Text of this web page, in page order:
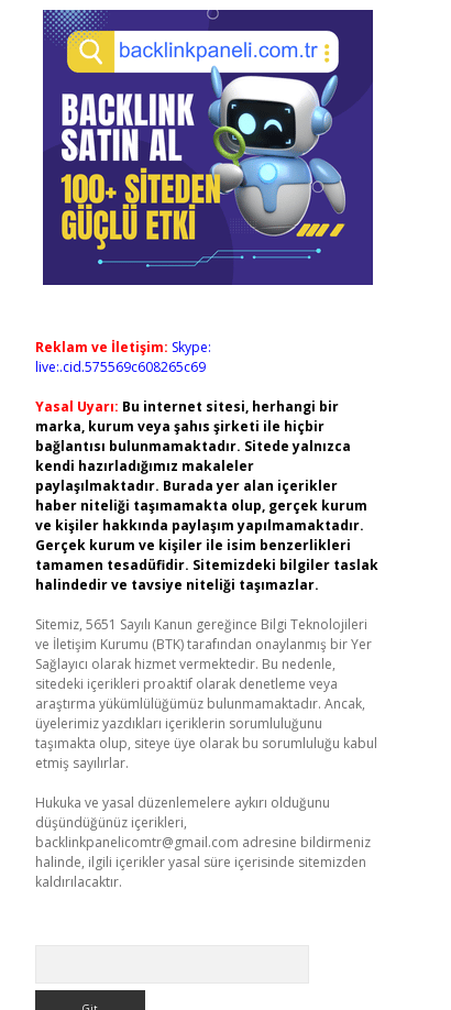
Reklam ve İletişim: Skype:
live:.cid.575569c608265c69
Yasal Uyarı: Bu internet sitesi, herhangi bir
marka, kurum veya şahıs şirketi ile hiçbir
bağlantısı bulunmamaktadır. Sitede yalnızca
kendi hazırladığımız makaleler
paylaşılmaktadır. Burada yer alan içerikler
haber niteliği taşımamakta olup, gerçek kurum
ve kişiler hakkında paylaşım yapılmamaktadır.
Gerçek kurum ve kişiler ile isim benzerlikleri
tamamen tesadüfidir. Sitemizdeki bilgiler taslak
halindedir ve tavsiye niteliği taşımazlar.
Sitemiz, 5651 Sayılı Kanun gereğince Bilgi Teknolojileri
ve İletişim Kurumu (BTK) tarafından onaylanmış bir Yer
Sağlayıcı olarak hizmet vermektedir. Bu nedenle,
sitedeki içerikleri proaktif olarak denetleme veya
araştırma yükümlülüğümüz bulunmamaktadır. Ancak,
üyelerimiz yazdıkları içeriklerin sorumluluğunu
taşımakta olup, siteye üye olarak bu sorumluluğu kabul
etmiş sayılırlar.
Hukuka ve yasal düzenlemelere aykırı olduğunu
düşündüğünüz içerikleri,
backlinkpanelicomtr@gmail.com adresine bildirmeniz
halinde, ilgili içerikler yasal süre içerisinde sitemizden
kaldırılacaktır.